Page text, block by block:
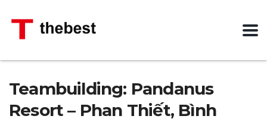
Teambuilding: Pandanus
Resort – Phan Thiết, Bình